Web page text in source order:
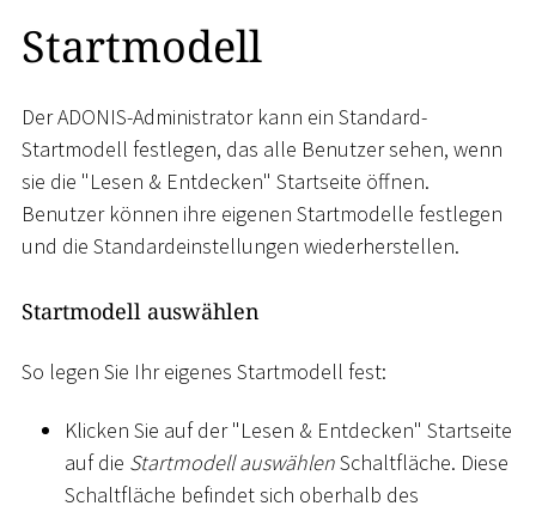
Startmodell
Der ADONIS-Administrator kann ein Standard-
Startmodell festlegen, das alle Benutzer sehen, wenn
sie die "Lesen & Entdecken" Startseite öffnen.
Benutzer können ihre eigenen Startmodelle festlegen
und die Standardeinstellungen wiederherstellen.
Startmodell auswählen
So legen Sie Ihr eigenes Startmodell fest:
Klicken Sie auf der "Lesen & Entdecken" Startseite
auf die Startmodell auswählenSchaltfläche. Diese
Schaltfläche befindet sich oberhalb des